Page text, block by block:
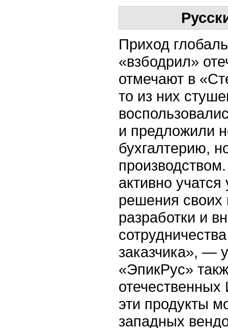
Приход
«взбодрил»
отмечают в
то из них
и предложили
бухгалтерию,
активно
решения своих
разработки и
заказчика», —
«ЭпикРус»
эти продукты
западных